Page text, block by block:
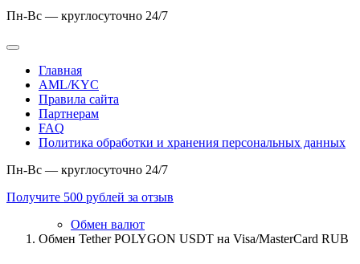
Пн-Вс — круглосуточно 24/7
Главная
AML/KYC
Правила сайта
Партнерам
FAQ
Политика обработки и хранения персональных данных
Пн-Вс — круглосуточно 24/7
Получите 500 рублей за отзыв
Обмен валют
Обмен Tether POLYGON USDT на Visa/MasterCard RUB